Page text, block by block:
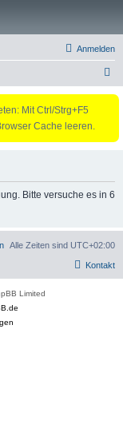
Anmelden
Mit Ctrl/Strg+F5
Cache leeren.
Bitte versuche es in 6
Alle Zeiten sind UTC+02:00
Kontakt
Limited